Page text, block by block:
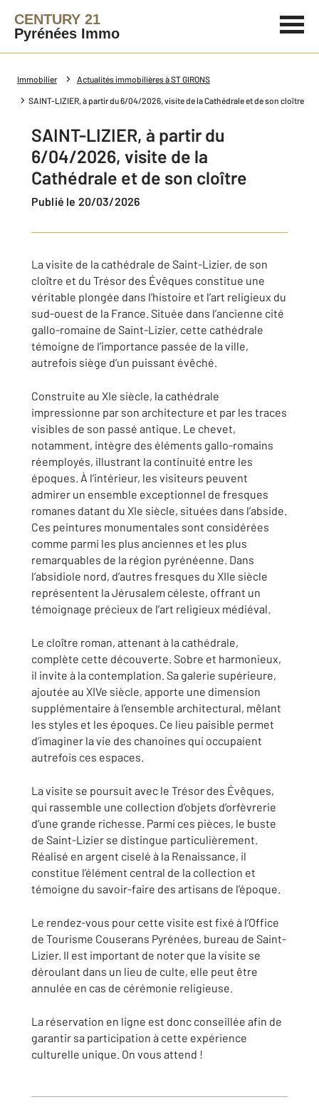
CENTURY 21
Pyrénées Immo
Immobilier Actualités immobilières à ST GIRONS
SAINT-LIZIER, à partir du 6/04/2026, visite de la Cathédrale et de son cloître
SAINT-LIZIER, à partir du
6/04/2026, visite de la
Cathédrale et de son cloître
Publié le 20/03/2026
La visite de la cathédrale de Saint-Lizier, de son
cloître et du Trésor des Évêques constitue une
véritable plongée dans l’histoire et l’art religieux du
sud-ouest de la France. Située dans l’ancienne cité
gallo-romaine de Saint-Lizier, cette cathédrale
témoigne de l’importance passée de la ville,
autrefois siège d’un puissant évêché.
Construite au XIe siècle, la cathédrale
impressionne par son architecture et par les traces
visibles de son passé antique. Le chevet,
notamment, intègre des éléments gallo-romains
réemployés, illustrant la continuité entre les
époques. À l’intérieur, les visiteurs peuvent
admirer un ensemble exceptionnel de fresques
romanes datant du XIe siècle, situées dans l’abside.
Ces peintures monumentales sont considérées
comme parmi les plus anciennes et les plus
remarquables de la région pyrénéenne. Dans
l’absidiole nord, d’autres fresques du XIIe siècle
représentent la Jérusalem céleste, offrant un
témoignage précieux de l’art religieux médiéval.
Le cloître roman, attenant à la cathédrale,
complète cette découverte. Sobre et harmonieux,
il invite à la contemplation. Sa galerie supérieure,
ajoutée au XIVe siècle, apporte une dimension
supplémentaire à l’ensemble architectural, mêlant
les styles et les époques. Ce lieu paisible permet
d’imaginer la vie des chanoines qui occupaient
autrefois ces espaces.
La visite se poursuit avec le Trésor des Évêques,
qui rassemble une collection d’objets d’orfèvrerie
d’une grande richesse. Parmi ces pièces, le buste
de Saint-Lizier se distingue particulièrement.
Réalisé en argent ciselé à la Renaissance, il
constitue l’élément central de la collection et
témoigne du savoir-faire des artisans de l’époque.
Le rendez-vous pour cette visite est fixé à l’Office
de Tourisme Couserans Pyrénées, bureau de Saint-
Lizier. Il est important de noter que la visite se
déroulant dans un lieu de culte, elle peut être
annulée en cas de cérémonie religieuse.
La réservation en ligne est donc conseillée afin de
garantir sa participation à cette expérience
culturelle unique. On vous attend !